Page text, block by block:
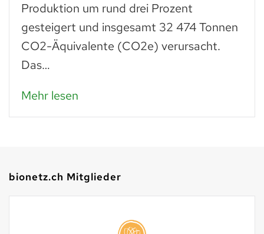
Produktion um rund drei Prozent
gesteigert und insgesamt 32 474 Tonnen
CO2-Äquivalente (CO2e) verursacht.
Das…
Mehr lesen
bionetz.ch Mitglieder